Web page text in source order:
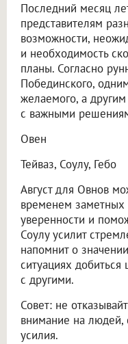
Последний месяц
представителям
возможности,
и необходимость
планы. Согласно
Побединского,
желаемого, а другим
с важными
Овен
Тейваз, Соулу, Гебо
Август для Овнов
временем заметных
уверенности и
Соулу усилит
напомнит о
ситуациях
с другими.
Совет: не
внимание на
усилия.